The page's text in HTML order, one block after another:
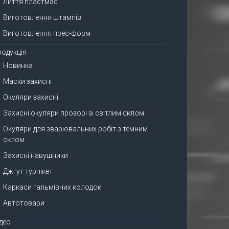
Виготовлення штампів
Виготовлення прес-форм
Новинка
Маски захисні
Окуляри захисні
Захисні окуляри прозорі зі світлим склом
Окуляри для зварювальних робіт з темним
склом
Захисні навушники
Джгут турнікет
Каркаси гальмівних колодок
Автотовари